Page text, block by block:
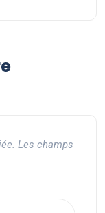
Les champs